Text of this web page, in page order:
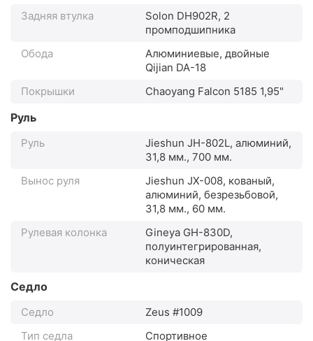
Задняя втулка
Solon DH902R, 2
промподшипника
Обода
Алюминиевые, двойные
Qijian DA-18
Покрышки
Chaoyang Falcon 5185 1,95"
Руль
Руль
Jieshun JH-802L, алюминий,
31,8 мм., 700 мм.
Вынос руля
Jieshun JX-008, кованый,
алюминий, безрезьбовой,
31,8 мм., 60 мм.
Рулевая колонка
Gineya GH-830D,
полуинтегрированная,
коническая
Седло
Седло
Zeus #1009
Тип седла
Спортивное